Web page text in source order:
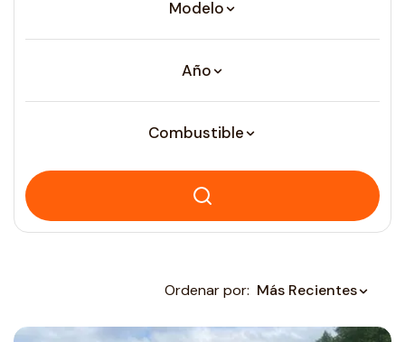
Modelo
Año
Combustible
Ordenar por: Más Recientes